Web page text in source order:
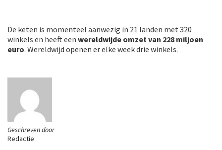
Geschreven door
Redactie
De keten is momenteel aanwezig in 21 landen met 320
winkels en heeft een wereldwijde omzet van 228 miljoen
euro. Wereldwijd openen er elke week drie winkels.